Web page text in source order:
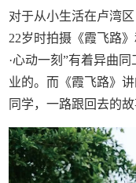
对于从小生活在卢湾
22岁时拍摄《霞飞路
·心动一刻”有着异曲
业的。而《霞飞路》
同学，一路跟回去的故